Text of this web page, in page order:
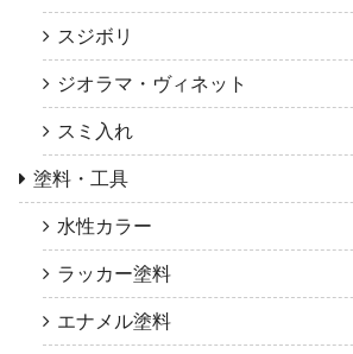
スジボリ
ジオラマ・ヴィネット
スミ入れ
塗料・工具
水性カラー
ラッカー塗料
エナメル塗料